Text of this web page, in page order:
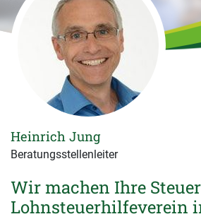
Wir machen Ihre
Lohnsteuerhilfeverein
Heinrich Jung
Beratungsstellenleiter